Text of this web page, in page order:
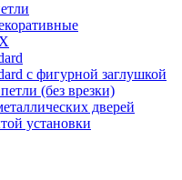
с фигурной заглушкой
(без врезки)
дверей
установки